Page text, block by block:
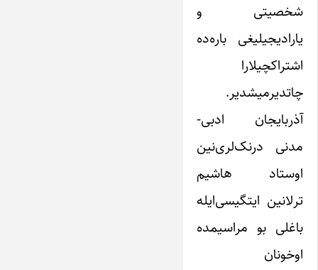
شخصیتی و
یارادیجیلیغی باره‌ده
اشتراکچیلارا
چاتدیرمیشدیر.
آذربایجان ادبی-
مدنی درنک‌لری‌نین
اوستاد هاشیم
ترلانین ایتگیسی‌ایله
باغلی بو مراسیمده
اوخونان